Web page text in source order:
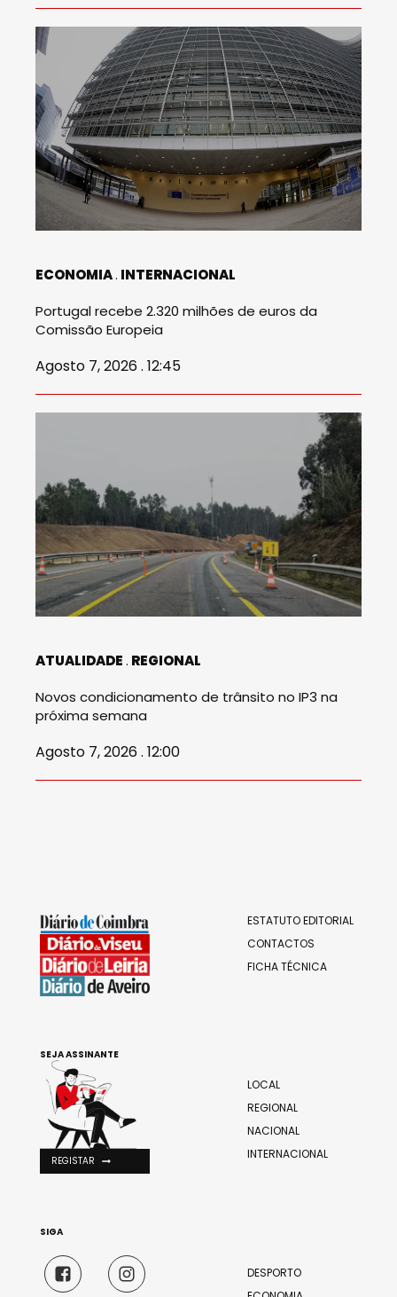
ECONOMIA INTERNACIONAL
Portugal recebe 2.320 milhões de euros da
Comissão Europeia
Agosto 7, 2026 . 12:45
ATUALIDADE REGIONAL
Novos condicionamento de trânsito no IP3 na
próxima semana
Agosto 7, 2026 . 12:00
ESTATUTO EDITORIAL
CONTACTOS
FICHA TÉCNICA
LOCAL
REGIONAL
NACIONAL
INTERNACIONAL
DESPORTO
SEJA ASSINANTE
REGISTAR
SIGA